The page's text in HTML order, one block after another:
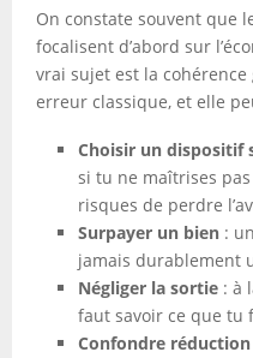
On constate souvent que
focalisent d’abord sur
vrai sujet est la cohérence
erreur classique, et elle
Choisir un dispositif
si tu ne maîtrises
risques de perdre
Surpayer un bien :
jamais durablement
Négliger la sortie : à
faut savoir ce que tu
Confondre